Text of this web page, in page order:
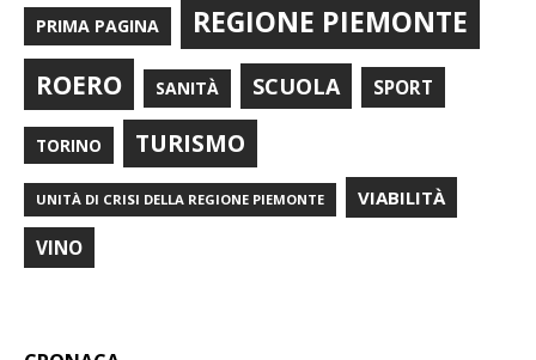
PRIMA PAGINA REGIONE PIEMONTE
ROERO SANITÀ SCUOLA SPORT
TORINO TURISMO
UNITÀ DI CRISI DELLA REGIONE PIEMONTE VIABILITÀ
VINO